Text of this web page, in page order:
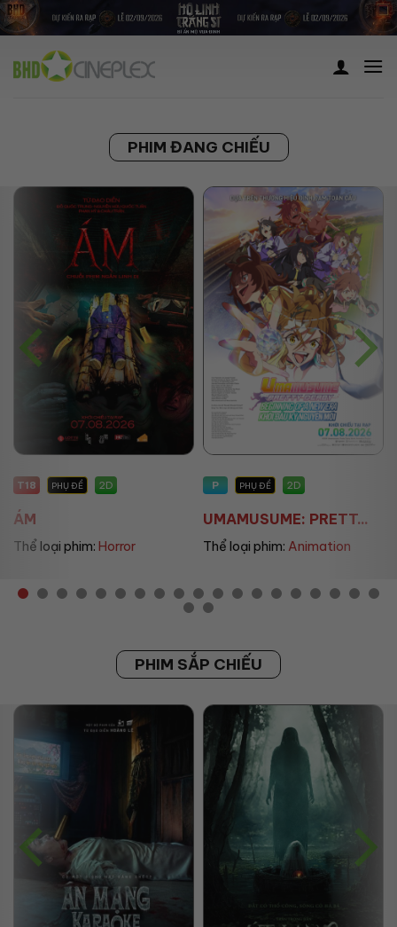
Skip
to
content
PHIM ĐANG CHIẾU
T18 PHỤ ĐỀ 2D
ÁM
Thể loại phim:Horror
PHỤ ĐỀ 2D
UMAMUSUME: PRETT...
Thể loại phim:Animation
PHIM SẮP CHIẾU